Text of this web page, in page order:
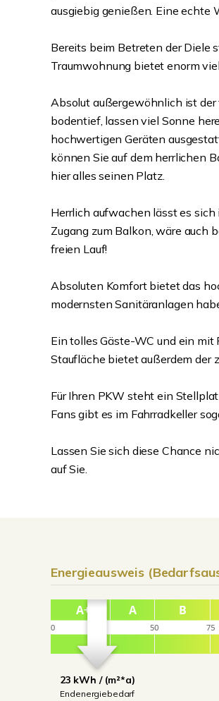
ausgiebig genießen. Eine echte
Bereits beim Betreten der Diele
Traumwohnung bietet enorm
Absolut außergewöhnlich ist der
bodentief, lassen viel Sonne
hochwertigen Geräten
können Sie auf dem herrlichen
hier alles seinen Platz.
Herrlich aufwachen lässt es
Zugang zum Balkon, wäre auch
freien Lauf!
Absoluten Komfort bietet das
modernsten Sanitäranlagen
Ein tolles Gäste-WC und ein
Staufläche bietet außerdem der
Für Ihren PKW steht ein
Fans gibt es im Fahrradkeller
Lassen Sie sich diese Chance
auf Sie.
Energieausweis
23 kWh / (m²*a)
Endenergiebedarf